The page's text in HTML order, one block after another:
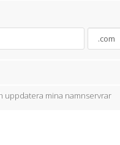
uppdatera mina namnservrar